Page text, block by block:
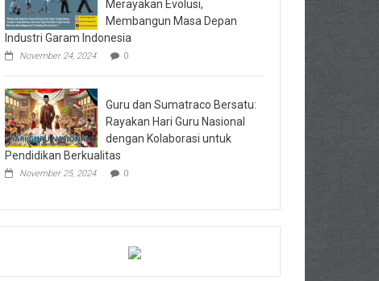
Merayakan Evolusi,
Membangun Masa Depan
Industri Garam Indonesia
November 24, 2024 0
Guru dan Sumatraco Bersatu:
Rayakan Hari Guru Nasional
dengan Kolaborasi untuk
Pendidikan Berkualitas
November 25, 2024 0